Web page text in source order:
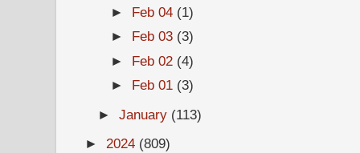
► Feb 04 (1)
► Feb 03 (3)
► Feb 02 (4)
► Feb 01 (3)
►January (113)
► 2024 (809)